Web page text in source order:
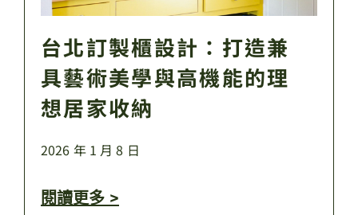
台北訂製櫃設計：打造兼
具藝術美學與高機能的理
想居家收納
2026 年 1 月 8 日
閱讀更多 >